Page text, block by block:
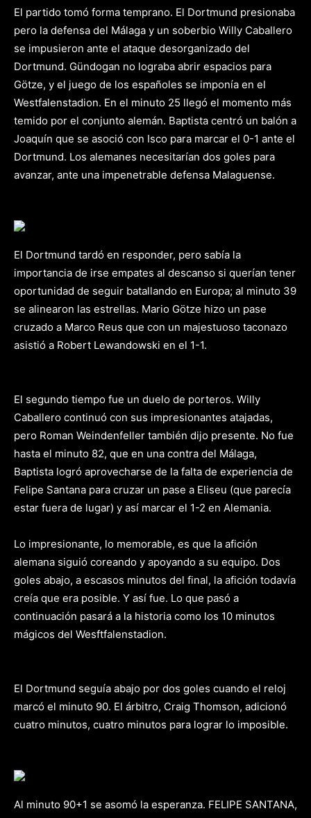
El partido tomó forma temprano. El Dortmund presionaba
pero la defensa del Málaga y un soberbio Willy Caballero
se impusieron ante el ataque desorganizado del
Dortmund. Gündogan no lograba abrir espacios para
Götze, y el juego de los españoles se imponía en el
Westfalenstadion. En el minuto 25 llegó el momento más
temido por el conjunto alemán. Baptista centró un balón a
Joaquín que se asoció con Isco para marcar el 0-1 ante el
Dortmund. Los alemanes necesitarían dos goles para
avanzar, ante una impenetrable defensa Malaguense.
El Dortmund tardó en responder, pero sabía la
importancia de irse empates al descanso si querían tener
oportunidad de seguir batallando en Europa; al minuto 39
se alinearon las estrellas. Mario Götze hizo un pase
cruzado a Marco Reus que con un majestuoso taconazo
asistió a Robert Lewandowski en el 1-1.
El segundo tiempo fue un duelo de porteros. Willy
Caballero continuó con sus impresionantes atajadas,
pero Roman Weindenfeller también dijo presente. No fue
hasta el minuto 82, que en una contra del Málaga,
Baptista logró aprovecharse de la falta de experiencia de
Felipe Santana para cruzar un pase a Eliseu (que parecía
estar fuera de lugar) y así marcar el 1-2 en Alemania.
Lo impresionante, lo memorable, es que la afición
alemana siguió coreando y apoyando a su equipo. Dos
goles abajo, a escasos minutos del final, la afición todavía
creía que era posible. Y así fue. Lo que pasó a
continuación pasará a la historia como los 10 minutos
mágicos del Wesftfalenstadion.
El Dortmund seguía abajo por dos goles cuando el reloj
marcó el minuto 90. El árbitro, Craig Thomson, adicionó
cuatro minutos, cuatro minutos para lograr lo imposible.
Al minuto 90+1 se asomó la esperanza. FELIPE SANTANA,